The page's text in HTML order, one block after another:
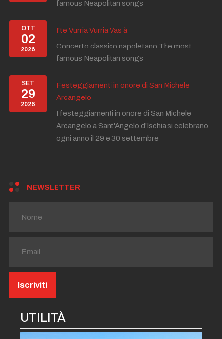
famous Neapolitan songs
OTT
02
2026
I'te Vurria Vurria Vas à
Concerto classico napoletano The most
famous Neapolitan songs
SET
29
2026
Festeggiamenti in onore di San Michele
Arcangelo
I festeggiamenti in onore di San Michele
Arcangelo a Sant'Angelo d'Ischia si celebrano
ogni anno il 29 e 30 settembre
NEWSLETTER
UTILITÀ